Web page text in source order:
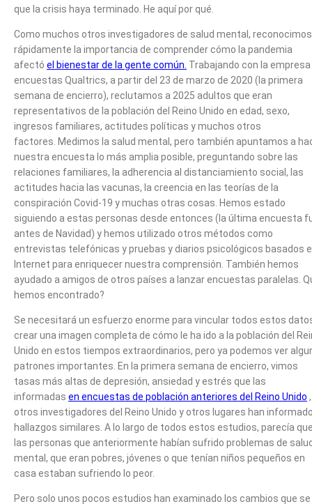
que la crisis haya terminado. He aquí por qué.
Como muchos otros investigadores de salud mental, reconocimos
rápidamente la importancia de comprender cómo la pandemia
afectó el bienestar de la gente común. Trabajando con la empresa
encuestas Qualtrics, a partir del 23 de marzo de 2020 (la primera
semana de encierro), reclutamos a 2025 adultos que eran
representativos de la población del Reino Unido en edad, sexo,
ingresos familiares, actitudes políticas y muchos otros
factores. Medimos la salud mental, pero también apuntamos a
nuestra encuesta lo más amplia posible, preguntando sobre las
relaciones familiares, la adherencia al distanciamiento social, las
actitudes hacia las vacunas, la creencia en las teorías de la
conspiración Covid-19 y muchas otras cosas. Hemos estado
siguiendo a estas personas desde entonces (la última encuesta
antes de Navidad) y hemos utilizado otros métodos como
entrevistas telefónicas y pruebas y diarios psicológicos basados
Internet para enriquecer nuestra comprensión. También hemos
ayudado a amigos de otros países a lanzar encuestas paralelas.
hemos encontrado?
Se necesitará un esfuerzo enorme para vincular todos estos
crear una imagen completa de cómo le ha ido a la población del
Unido en estos tiempos extraordinarios, pero ya podemos ver
patrones importantes. En la primera semana de encierro, vimos
tasas más altas de depresión, ansiedad y estrés que las
informadas en encuestas de población anteriores del Reino Unido
otros investigadores del Reino Unido y otros lugares han
hallazgos similares. A lo largo de todos estos estudios, parecía
las personas que anteriormente habían sufrido problemas de
mental, que eran pobres, jóvenes o que tenían niños pequeños en
casa estaban sufriendo lo peor.
Pero solo unos pocos estudios han examinado los cambios que se